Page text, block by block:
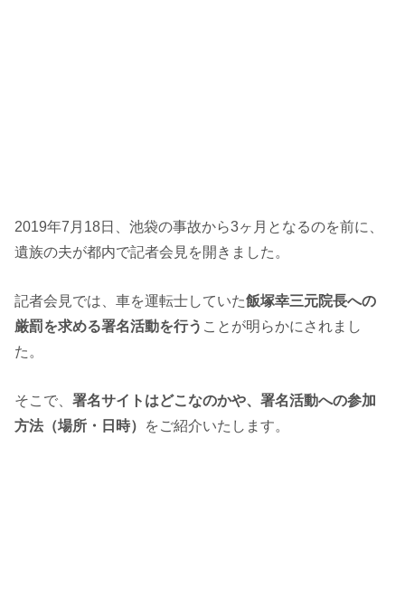
2019年7月18日、池袋の事故から3ヶ月となるのを前に、
遺族の夫が都内で記者会見を開きました。
記者会見では、車を運転士していた飯塚幸三元院長への
厳罰を求める署名活動を行う ことが明らかにされまし
た。
そこで、署名サイトはどこなのかや、署名活動への参加
方法（場所・日時） をご紹介いたします。